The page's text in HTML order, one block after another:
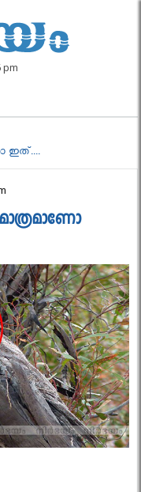
pm
ഇത്....